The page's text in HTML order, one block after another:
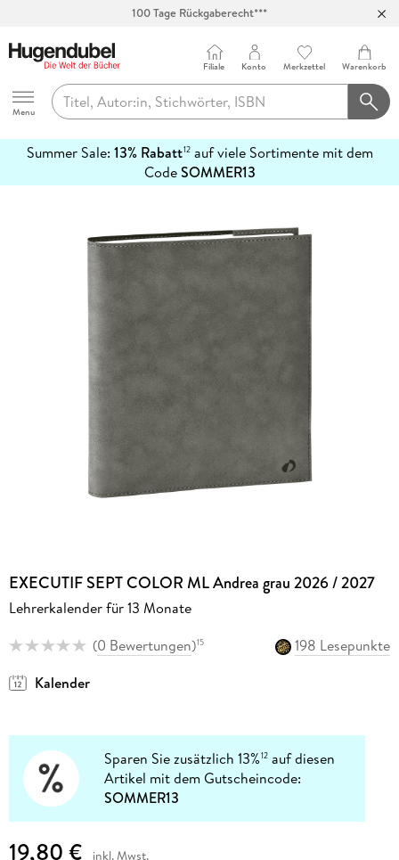
100 Tage Rückgaberecht***
Hugendubel
Menu
Filiale Konto Merkzettel Warenkorb
Summer Sale: 13% Rabatt12auf viele Sortimente mit dem
CodeSOMMER13
erfahren
EXECUTIF SEPT COLOR ML Andrea grau 2026 / 2027
Lehrerkalender für 13 Monate
(0 Bewertungen)15
198 Lesepunkte
Kalender
Sparen Sie zusätzlich 13%12 auf diesen
Artikel mit dem Gutscheincode:
SOMMER13
19,80 € inkl. Mwst.